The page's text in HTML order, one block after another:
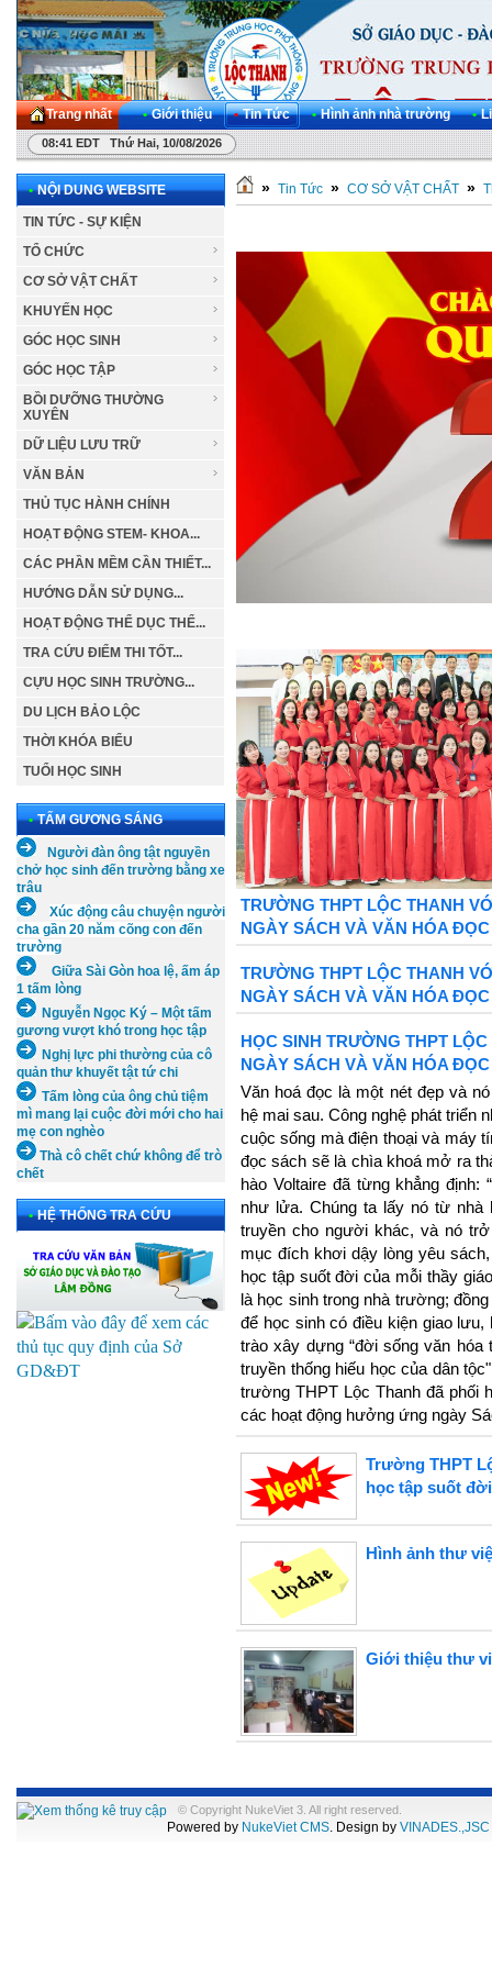
Trang nhất • Giới thiệu • Tin Tức • Hình ảnh nhà trường •
08:41 EDT Thứ Hai, 10/08/2026
• NỘI DUNG WEBSITE
TIN TỨC - SỰ KIỆN
TỔ CHỨC
CƠ SỞ VẬT CHẤT
KHUYẾN HỌC
GÓC HỌC SINH
GÓC HỌC TẬP
BỒI DƯỠNG THƯỜNG
XUYÊN
DỮ LIỆU LƯU TRỮ
VĂN BẢN
THỦ TỤC HÀNH CHÍNH
HOẠT ĐỘNG STEM- KHOA...
CÁC PHẦN MỀM CẦN THIẾT...
HƯỚNG DẪN SỬ DỤNG...
HOẠT ĐỘNG THỂ DỤC THỂ...
TRA CỨU ĐIỂM THI TỐT...
CỰU HỌC SINH TRƯỜNG...
DU LỊCH BẢO LỘC
THỜI KHÓA BIỂU
TUỔI HỌC SINH
• TẤM GƯƠNG SÁNG
Người đàn ông tật nguyền
chở học sinh đến trường bằng xe
trâu
Xúc động câu chuyện người
cha gần 20 năm cõng con đến
trường
Giữa Sài Gòn hoa lệ, ấm áp
1 tấm lòng
Nguyễn Ngọc Ký – Một tấm
gương vượt khó trong học tập
Nghị lực phi thường của cô
quản thư khuyết tật tứ chi
Tấm lòng của ông chủ tiệm
mì mang lại cuộc đời mới cho hai
mẹ con nghèo
Thà cô chết chứ không để trò
chết
• HỆ THỐNG TRA CỨU
» Tin Tức » CƠ SỞ VẬT CHẤT »
TRƯỜNG THPT LỘC THANH
NGÀY SÁCH VÀ VĂN HÓA
TRƯỜNG THPT LỘC THANH
NGÀY SÁCH VÀ VĂN HÓA
HỌC SINH TRƯỜNG THPT
NGÀY SÁCH VÀ VĂN HÓA
Văn hoá đọc là một nét đẹp và
hệ mai sau. Công nghệ phát triển
cuộc sống mà điện thoại và máy
đọc sách sẽ là chìa khoá mở ra
hào Voltaire đã từng khẳng định:
như lửa. Chúng ta lấy nó từ nhà
truyền cho người khác, và nó
mục đích khơi dậy lòng yêu
học tập suốt đời của mỗi thầy
là học sinh trong nhà trường;
để học sinh có điều kiện giao
trào xây dựng “đời sống văn
truyền thống hiếu học của dân
trường THPT Lộc Thanh đã phối
các hoạt động hưởng ứng ngày
Trường THPT
học tập suốt
Hình ảnh thư
Giới thiệu thư
© Copyright NukeViet 3. All right reserved.
Powered by NukeViet CMS. Design by VINADES.,JSC